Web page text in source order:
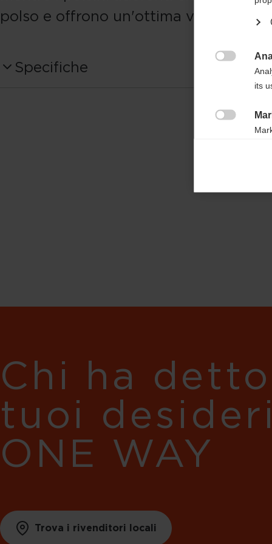
polso e offrono un'ottima vestibilità.
Specifiche
Chi ha
tuoi
ONE WAY
Trova i rivenditori locali
its